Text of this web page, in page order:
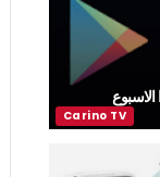
الاسبوع